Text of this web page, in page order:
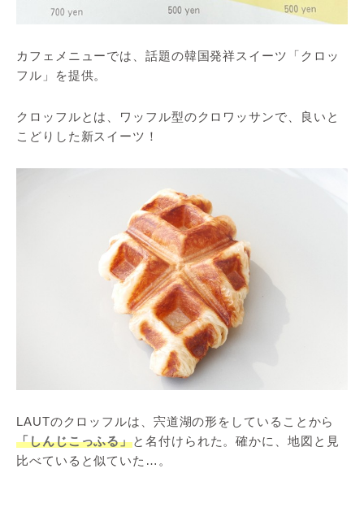
カフェメニューでは、話題の韓国発祥スイーツ「クロッ
フル」を提供。
クロッフルとは、ワッフル型のクロワッサンで、良いと
こどりした新スイーツ！
LAUTのクロッフルは、宍道湖の形をしていることから
「しんじこっふる」と名付けられた。確かに、地図と見
比べていると似ていた…。